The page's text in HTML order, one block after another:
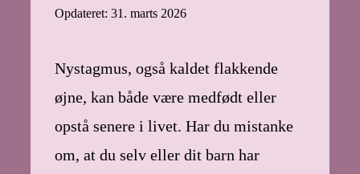
Opdateret: 31. marts 2026
Nystagmus, også kaldet flakkende
øjne, kan både være medfødt eller
opstå senere i livet. Har du mistanke
om, at du selv eller dit barn har